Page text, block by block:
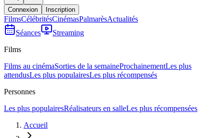
Connexion Inscription
FilmsCélébritésCinémasPalmarèsActualités
Séances
Streaming
Films
Films au cinémaSorties de la semaineProchainementLes plus
attendusLes plus populairesLes plus récompensés
Personnes
Les plus populairesRéalisateurs en salleLes plus récompensées
Accueil